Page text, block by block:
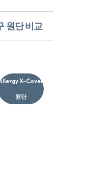
원단 비교
Allergy X-Cover
원단​